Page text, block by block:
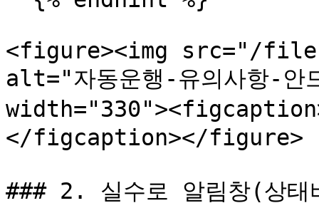
<figure><img src="/files/
alt="자동운행-유의사항-안
</figcaption></figure>
### 2. 실수로 알림창(상태